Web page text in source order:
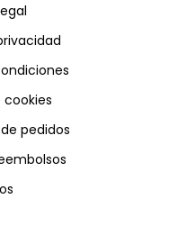
pedidos